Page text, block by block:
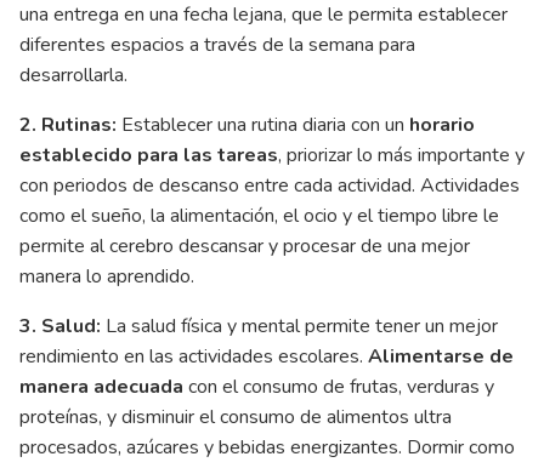
una entrega en una fecha lejana, que le permita establecer
diferentes espacios a través de la semana para
desarrollarla.
2. Rutinas: Establecer una rutina diaria con un horario
establecido para las tareas, priorizar lo más importante y
con periodos de descanso entre cada actividad. Actividades
como el sueño, la alimentación, el ocio y el tiempo libre le
permite al cerebro descansar y procesar de una mejor
manera lo aprendido.
3. Salud: La salud física y mental permite tener un mejor
rendimiento en las actividades escolares. Alimentarse de
manera adecuada con el consumo de frutas, verduras y
proteínas, y disminuir el consumo de alimentos ultra
procesados, azúcares y bebidas energizantes. Dormir como